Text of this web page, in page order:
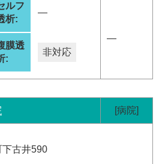
ルフ
析:
―
膜透
:
非対応
―
[病院]
古井590